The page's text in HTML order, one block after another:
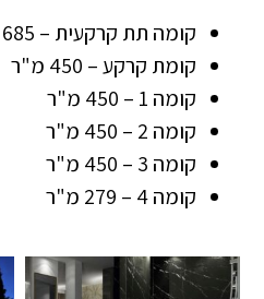
קומה תת קרקעית – 685 מ"ר
קומת קרקע – 450 מ"ר
קומה 1 – 450 מ"ר
קומה 2 – 450 מ"ר
קומה 3 – 450 מ"ר
קומה 4 – 279 מ"ר